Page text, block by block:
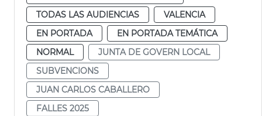
TODAS LAS AUDIENCIAS
VALENCIA
EN PORTADA
EN PORTADA TEMÁTICA
NORMAL
JUNTA DE GOVERN LOCAL
SUBVENCIONS
JUAN CARLOS CABALLERO
FALLES 2025